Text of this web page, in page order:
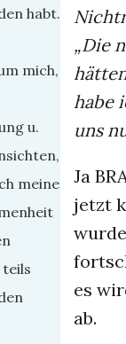
„Die
habe
uns
Ja
jetzt
es
ab.
habt.
mich,
u.
meine
teils